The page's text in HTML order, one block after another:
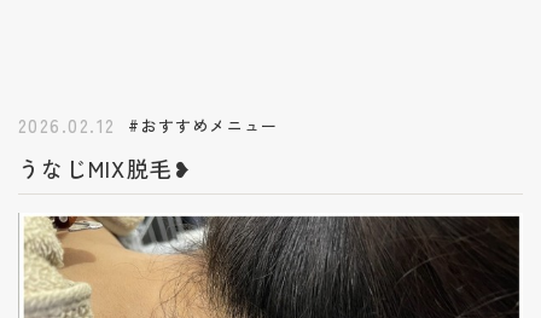
2026.02.12 #おすすめメニュー
うなじMIX脱毛❥